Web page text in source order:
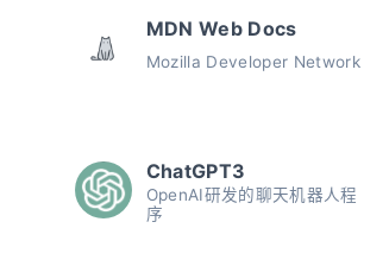
MDN Web Docs
Mozilla Developer Network
ChatGPT3
OpenAI研发的聊天机器人程
序